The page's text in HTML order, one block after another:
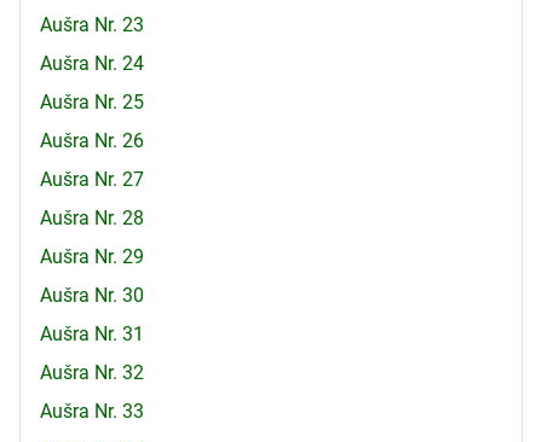
Aušra Nr. 23
Aušra Nr. 24
Aušra Nr. 25
Aušra Nr. 26
Aušra Nr. 27
Aušra Nr. 28
Aušra Nr. 29
Aušra Nr. 30
Aušra Nr. 31
Aušra Nr. 32
Aušra Nr. 33